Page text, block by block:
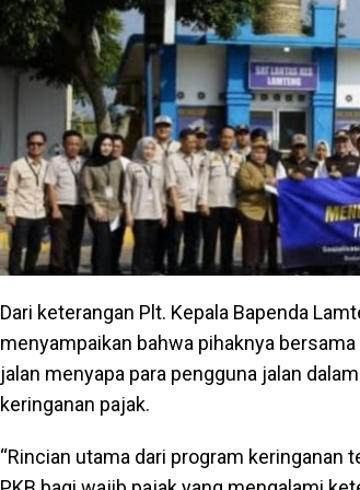
Dari keterangan Plt. Kepala Bapenda
menyampaikan bahwa pihaknya
jalan menyapa para pengguna jalan
keringanan pajak.
“Rincian utama dari program keringanan